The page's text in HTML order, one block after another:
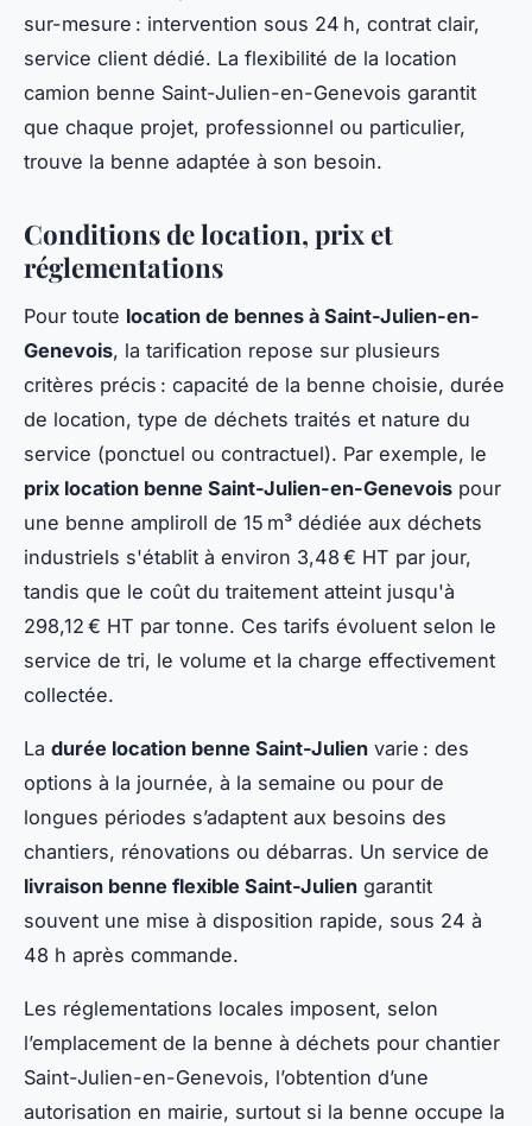
sur-mesure : intervention sous 24 h, contrat clair,
service client dédié. La flexibilité de la location
camion benne Saint-Julien-en-Genevois garantit
que chaque projet, professionnel ou particulier,
trouve la benne adaptée à son besoin.
Conditions de location, prix et
réglementations
Pour toute location de bennes à Saint-Julien-en-
Genevois, la tarification repose sur plusieurs
critères précis : capacité de la benne choisie, durée
de location, type de déchets traités et nature du
service (ponctuel ou contractuel). Par exemple, le
prix location benne Saint-Julien-en-Genevois pour
une benne ampliroll de 15 m³ dédiée aux déchets
industriels s'établit à environ 3,48 € HT par jour,
tandis que le coût du traitement atteint jusqu'à
298,12 € HT par tonne. Ces tarifs évoluent selon le
service de tri, le volume et la charge effectivement
collectée.
La durée location benne Saint-Julien varie : des
options à la journée, à la semaine ou pour de
longues périodes s’adaptent aux besoins des
chantiers, rénovations ou débarras. Un service de
livraison benne flexible Saint-Julien garantit
souvent une mise à disposition rapide, sous 24 à
48 h après commande.
Les réglementations locales imposent, selon
l’emplacement de la benne à déchets pour chantier
Saint-Julien-en-Genevois, l’obtention d’une
autorisation en mairie, surtout si la benne occupe la